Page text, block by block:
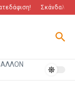
Σκάνδαλο